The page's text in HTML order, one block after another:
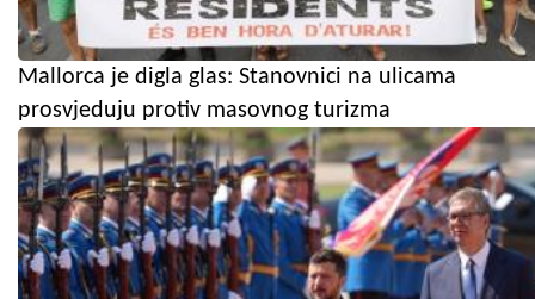
Mallorca je digla glas: Stanovnici na ulicama
prosvjeduju protiv masovnog turizma